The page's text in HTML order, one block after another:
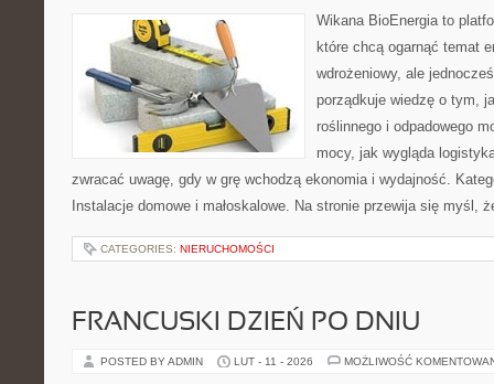
Wikana BioEnergia to
które chcą ogarnąć temat
wdrożeniowy, ale
porządkuje wiedzę o tym,
roślinnego i odpadowego
mocy, jak wygląda
zwracać uwagę, gdy w grę wchodzą ekonomia i wydajność.
Instalacje domowe i małoskalowe. Na stronie przewija się myśl,
CATEGORIES: NIERUCHOMOŚCI
FRANCUSKI DZIEŃ PO DNIU
POSTED BY ADMIN LUT - 11 - 2026 MOŻLIWOŚĆ